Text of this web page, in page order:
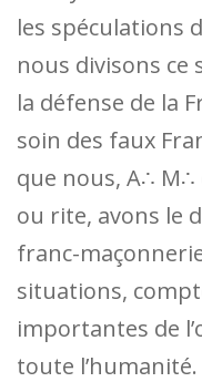
les spéculations
nous divisons ce
la défense de la
soin des faux
que nous, A∴
ou rite, avons le
franc-
situations,
importantes de
toute